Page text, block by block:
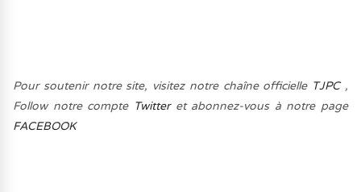
Pour soutenir notre site, visitez notre chaîne officielle TJPC,
Follow notre compte Twitteret abonnez-vous à notre page
FACEBOOK